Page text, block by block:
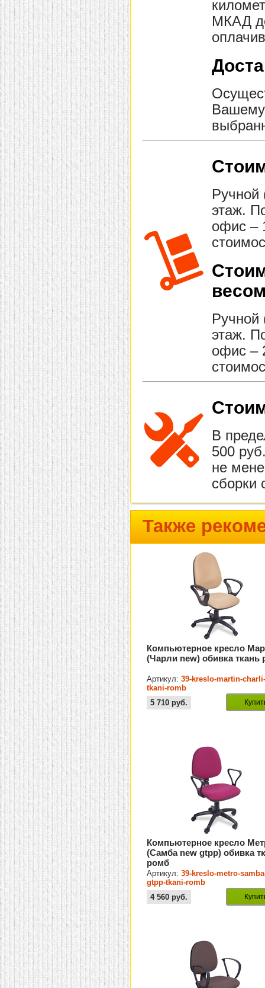
МКАД
Вашему
этаж.
офис –
этаж.
офис –
В
500
не
сборки
Также
Компьютерное кресло
(Чарли new) обивка ткань
Артикул:39-kreslo-martin-
tkani-romb
5 710 руб.
Компьютерное кресло
(Самба new gtpp) обивка
ромб
Артикул:39-kreslo-metro-
gtpp-tkani-romb
4 560 руб.